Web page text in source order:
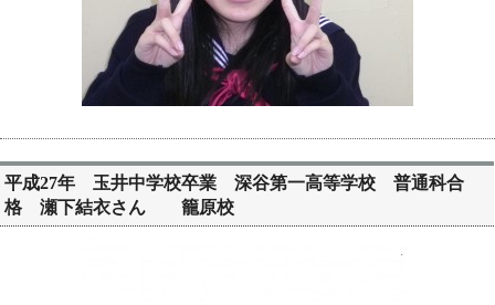
平成27年 玉井中学校卒業 深谷第一高等学校 普通科合
格 瀬下結衣さん 籠原校